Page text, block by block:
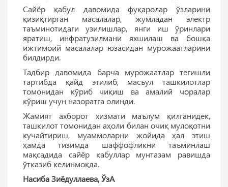
Сайёр қабул давомида фуқаролар ўзларини
қизиқтирган масалалар, жумладан электр
таъминотидаги узилишлар, янги иш ўринлари
яратиш, инфратузилмани яхшилаш ва бошқа
ижтимоий масалалар юзасидан мурожаатларини
билдирди.
Тадбир давомида барча мурожаатлар тегишли
тартибда қайд этилиб, масъул ташкилотлар
томонидан кўриб чиқиш ва амалий чоралар
кўриш учун назоратга олинди.
Жамият ахборот хизмати маълум қилганидек,
ташкилот томонидан аҳоли билан очиқ мулоқотни
кучайтириш, муаммоларни жойида ҳал этиш
ҳамда тизимда шаффофликни таъминлаш
мақсадида сайёр қабуллар мунтазам равишда
ўтказиб келинмоқда.
Насиба Зиёдуллаева, ЎзА